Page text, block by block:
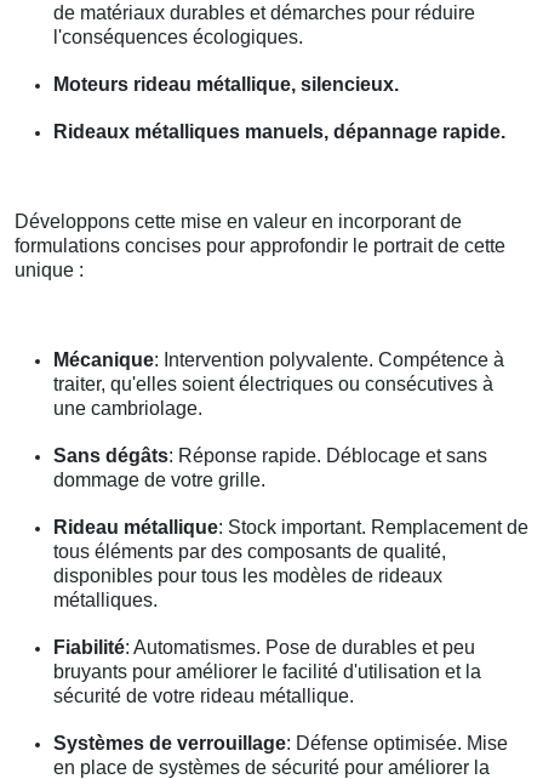
de matériaux durables et démarches pour réduire
l'conséquences écologiques.
Moteurs rideau métallique, silencieux.
Rideaux métalliques manuels, dépannage rapide.
Développons cette mise en valeur en incorporant de
formulations concises pour approfondir le portrait de cette
unique :
Mécanique: Intervention polyvalente. Compétence à
traiter, qu'elles soient électriques ou consécutives à
une cambriolage.
Sans dégâts: Réponse rapide. Déblocage et sans
dommage de votre grille.
Rideau métallique: Stock important. Remplacement de
tous éléments par des composants de qualité,
disponibles pour tous les modèles de rideaux
métalliques.
Fiabilité: Automatismes. Pose de durables et peu
bruyants pour améliorer le facilité d'utilisation et la
sécurité de votre rideau métallique.
Systèmes de verrouillage: Défense optimisée. Mise
en place de systèmes de sécurité pour améliorer la